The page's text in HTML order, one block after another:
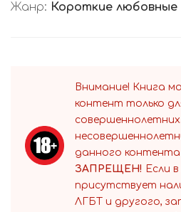
Жанр: Короткие
Внимание! Книга
контент только
данного контента
ЗАПРЕЩЕН! Если
присутствует
ЛГБТ и другого,